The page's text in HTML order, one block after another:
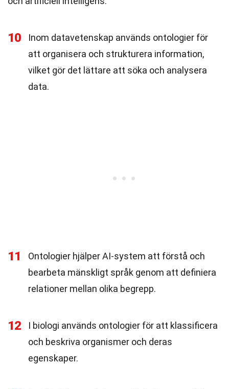
10
Inom datavetenskap används ontologier för
att organisera och strukturera information,
vilket gör det lättare att söka och analysera
data.
11
Ontologier hjälper AI-system att förstå och
bearbeta mänskligt språk genom att definiera
relationer mellan olika begrepp.
12
I biologi används ontologier för att klassificera
och beskriva organismer och deras
egenskaper.